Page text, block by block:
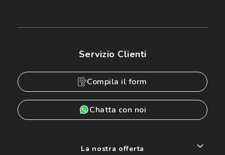
Servizio Clienti
Compila il form
Chatta con noi
La nostra offerta